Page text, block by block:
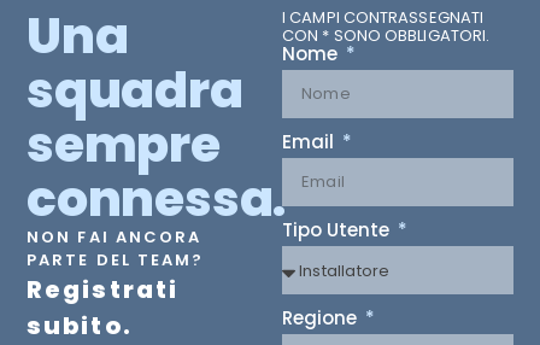
Una
squadra
sempre
connessa.
NON FAI ANCORA
PARTE DEL TEAM?
Registrati
subito.
I CAMPI CONTRASSEGNATI
CON * SONO OBBLIGATORI.
Nome
Email
Tipo Utente
Regione